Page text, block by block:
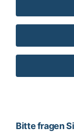
Bitte fragen